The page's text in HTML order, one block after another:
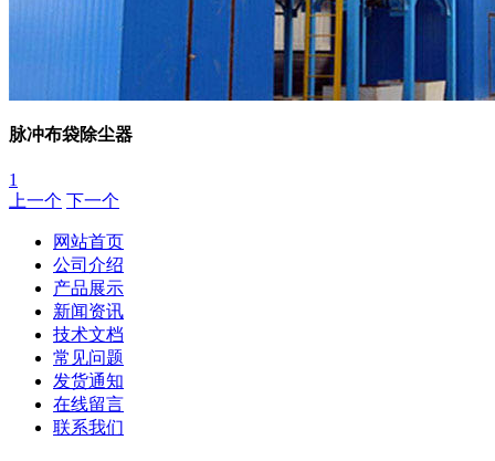
脉冲布袋除尘器
1
上一个 下一个
网站首页
公司介绍
产品展示
新闻资讯
技术文档
常见问题
发货通知
在线留言
联系我们